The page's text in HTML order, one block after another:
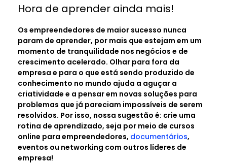
Hora de aprender ainda mais!
Os empreendedores de maior sucesso nunca
param de aprender, por mais que estejam em um
momento de tranquilidade nos negócios e de
crescimento acelerado. Olhar para fora da
empresa e para o que está sendo produzido de
conhecimento no mundo ajuda a aguçar a
criatividade e a pensar em novas soluções para
problemas que já pareciam impossíveis de serem
resolvidos. Por isso, nossa sugestão é: crie uma
rotina de aprendizado, seja por meio de cursos
online para empreendedores, documentários,
eventos ou networking com outros líderes de
empresa!